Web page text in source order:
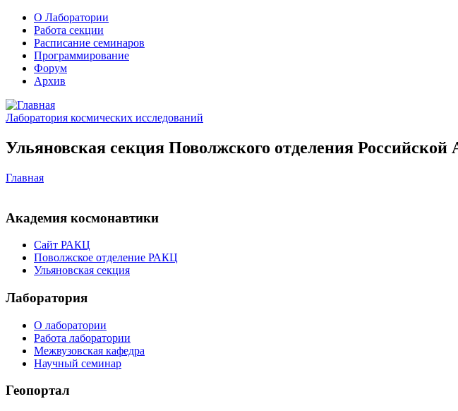
О Лаборатории
Работа секции
Расписание семинаров
Программирование
Форум
Архив
Лаборатория космических исследований
Ульяновская секция Поволжского отделения
Главная
Академия космонавтики
Сайт РАКЦ
Поволжское отделение РАКЦ
Ульяновская секция
Лаборатория
О лаборатории
Работа лаборатории
Межвузовская кафедра
Научный семинар
Геопортал